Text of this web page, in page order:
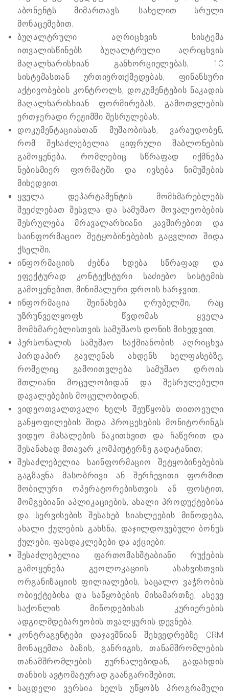
აბონენტს მიმართავს. სახელით სრული
მონაცემებით;
ბუღალტრული აღრიცხვის სისტემა
ითვალისწინებს ბუღალტრული აღრიცხვის
მაღალხარისხიან განხორციელებას, 1C
სისტემასთან ურთიერთქმედებას, ფინანსური
აქტივობების კონტროლს, დოკუმენტების ნაკადის
მაღალხარისხიან ფორმირებას, გამოთვლების
ერთჯერადი რეჟიმში შესრულებას;
დოკუმენტაციასთან მუშაობისას, ვარაუდობენ,
რომ შესაძლებელია ციფრული შაბლონების
გამოყენება, რომლებიც სწრაფად იქმნება
ნებისმიერ ფორმატში და ივსება ნიმუშების
მიხედვით;
ყველა დეპარტამენტის მომხმარებლებს
შეეძლებათ შესვლა და სამუშაო მოვალეობების
შესრულება მრავალარხიანი კავშირებით და
საინფორმაციო შეტყობინებების გაცვლით შიდა
ქსელში;
ინფორმაციის ძებნა ხდება სწრაფად და
ეფექტურად კონტექსტური საძიებო სისტემის
გამოყენებით, მინიმალური დროის ხარჯვით;
ინფორმაცია შეინახება ღრუბელში, რაც
უზრუნველყოფს წვდომას ყველა
მომხმარებლისთვის სამუშაოს დონის მიხედვით;
პერსონალის სამუშაო საქმიანობის აღრიცხვა
პირდაპირ გავლენას ახდენს ხელფასებზე,
რომელიც გამოითვლება სამუშაო დროის
მთლიანი მოცულობიდან და შესრულებული
დავალებების მოცულობიდან;
ვიდეოთვალთვალი ხელს შეუწყობს თითოეული
განყოფილების შიდა პროცესების მონიტორინგს
ვიდეო მასალების წაკითხვით და ჩაწერით და
შესანახად მთავარ კომპიუტერზე გადატანით;
შესაძლებელია საინფორმაციო შეტყობინებების
გაგზავნა მასობრივი ან შერჩევითი ფორმით
მობილური ოპერატორებისთვის ან ფოსტით,
მომგებიანი აპლიკაციების, ახალი პროდუქტებისა
და სერვისების შესახებ სიახლეების მიწოდება,
ახალი ქულების გახსნა, დაჯილდოვებული ბონუს
ქულები, ფასდაკლებები და აქციები;
შესაძლებელია ფართომასშტაბიანი რუქების
გამოყენება გეოლოკაციის ასახვისთვის
ორგანიზაციის ფილიალების, საცალო ვაჭრობის
ობიექტებისა და საწყობების მისამართზე, ასევე
საქონლის მიწოდებისას კურიერების
ადგილმდებარეობის თვალყურის დევნება;
კონტრაგენტები დაჯავშნიან შეხვედრებზე CRM
მონაცემთა ბაზის, განრიგის, თანამშრომლების
თანამშრომლების ჟურნალებიდან, გადახდის
თანხის ავტომატურად გაანგარიშებით;
საცდელი ვერსია ხელს უწყობს პროგრამული